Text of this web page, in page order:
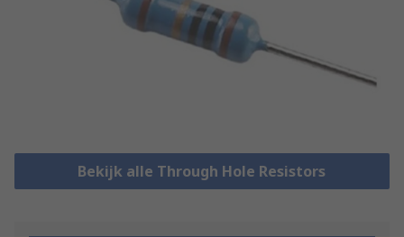
Bekijk alle Through Hole Resistors